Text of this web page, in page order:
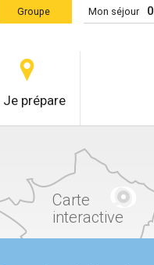
Mon séjour 0
Groupe
Je prépare
Carte
interactive